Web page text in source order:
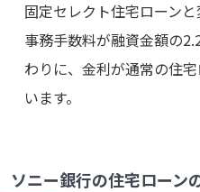
固定セレクト住宅ローン
事務手数料が融資金額の
わりに、金利が通常の住
います。
ソニー銀行の住宅ローン